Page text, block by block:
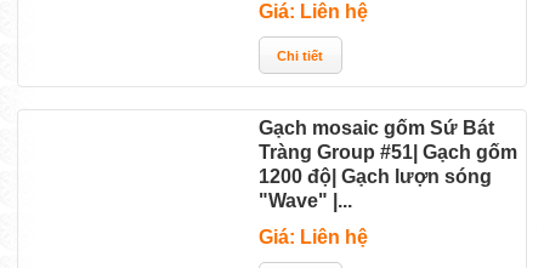
Giá: Liên hệ
Gạch mosaic gốm Sứ Bát
Tràng Group #51| Gạch gốm
1200 độ| Gạch lượn sóng
"Wave" |...
Giá: Liên hệ